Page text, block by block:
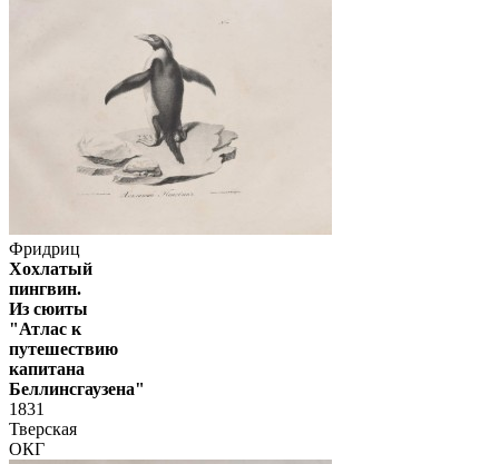
Фридриц
Хохлатый
пингвин.
Из сюиты
"Атлас к
путешествию
капитана
Беллинсгаузена"
1831
Тверская
ОКГ